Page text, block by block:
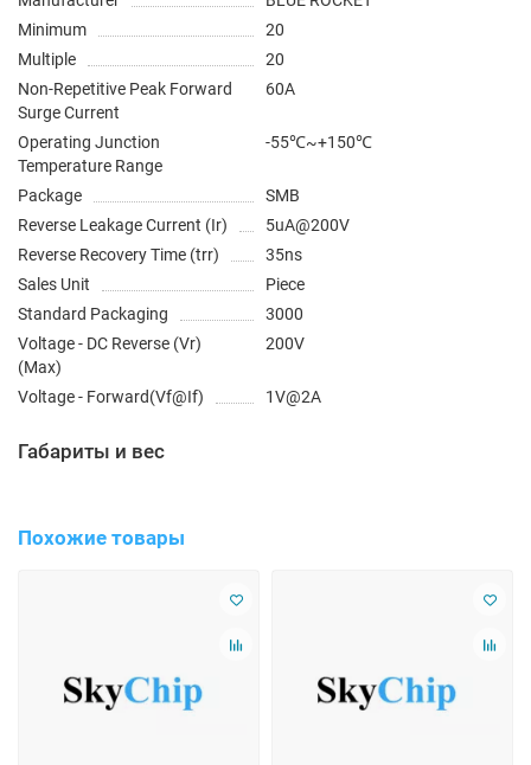
Minimum
20
Multiple
20
Non-Repetitive Peak Forward
Surge Current
60A
Operating Junction
Temperature Range
-55℃~+150℃
Package
SMB
Reverse Leakage Current (Ir)
5uA@200V
Reverse Recovery Time (trr)
35ns
Sales Unit
Piece
Standard Packaging
3000
Voltage - DC Reverse (Vr)
(Max)
200V
Voltage - Forward(Vf@If) 1V@2A
Габариты и вес
Похожие товары